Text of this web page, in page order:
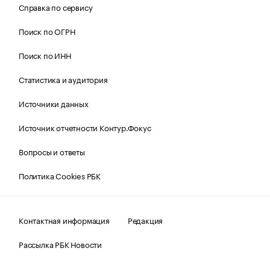
Справка по сервису
Поиск по ОГРН
Поиск по ИНН
Статистика и аудитория
Источники данных
Источник отчетности Контур.Фокус
Вопросы и ответы
Политика Cookies РБК
Контактная информация
Редакция
Рассылка РБК Новости